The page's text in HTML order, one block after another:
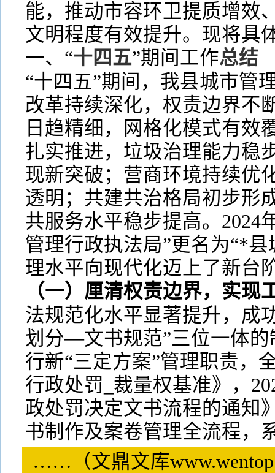
能，推动市容环卫提质增效
文明程度有效提升。现将具
一、“十四五”期间工作总结
“十四五”期间，我县城市管
改革持续深化，权责边界不
日趋精细，网格化模式有效
扎实推进，垃圾治理能力稳
现新突破；营商环境持续优
透明；共建共治格局初步形
共服务水平稳步提高。2024
管理行政执法局”更名为“*
理水平向现代化迈上了新台
（一）厘清权责边界，实现
法规范化水平显著提升，成
划分—文书规范”三位一体
行新“三定方案”管理职责，
行政处罚_裁量权基准》，
政处罚决定文书流程的通知
书制作及案卷管理全流程，
……（文鼎文库